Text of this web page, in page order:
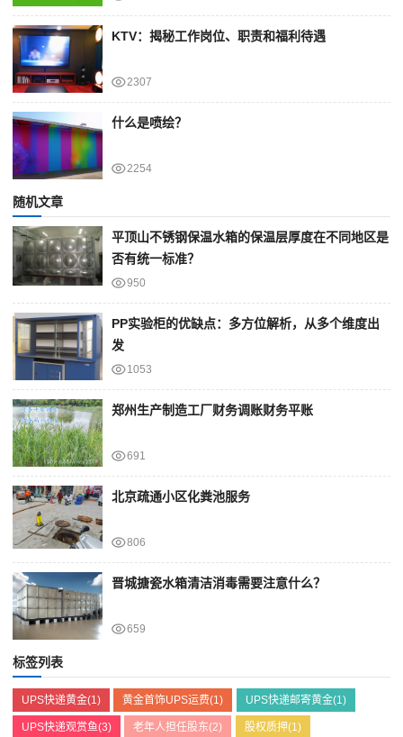
KTV：揭秘工作岗位、职责和福利待遇
2307
什么是喷绘？
2254
随机文章
平顶山不锈钢保温水箱的保温层厚度在不同地区是
否有统一标准？
950
PP实验柜的优缺点：多方位解析，从多个维度出
发
1053
郑州生产制造工厂财务调账财务平账
691
北京疏通小区化粪池服务
806
晋城搪瓷水箱清洁消毒需要注意什么？
659
标签列表
UPS快递黄金(1) 黄金首饰UPS运费(1) UPS快递邮寄黄金(1)
UPS快递观赏鱼(3) 老年人担任股东(2) 股权质押(1)